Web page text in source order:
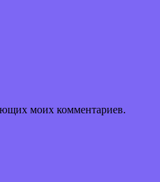
моих комментариев.